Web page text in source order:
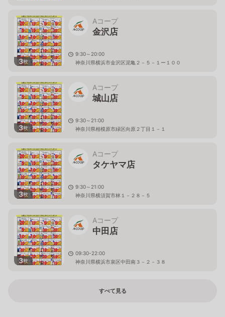
3枚
Aコープ
金沢店
9:30～20:00
神奈川県横浜市金沢区泥亀２－５－１ー１００
3枚
Aコープ
城山店
9:30～21:00
神奈川県相模原市緑区向原２丁目１－１
3枚
Aコープ
タケヤマ店
9:30～21:00
神奈川県横須賀市林１－２８－５
3枚
Aコープ
中田店
09:30-22:00
神奈川県横浜市泉区中田南３－２－３８
すべて見る